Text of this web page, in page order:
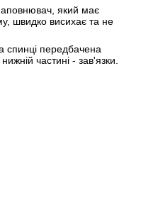
який має
швидко висихає та не
спинці передбачена
частині - зав'язки.